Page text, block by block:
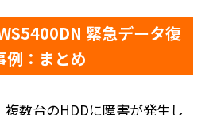
緊急データ復
例：まとめ
数台のHDDに障害が発生し